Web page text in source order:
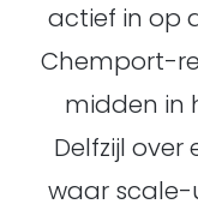
actief in op
Chemport-
midden in
Delfzijl
waar scale-